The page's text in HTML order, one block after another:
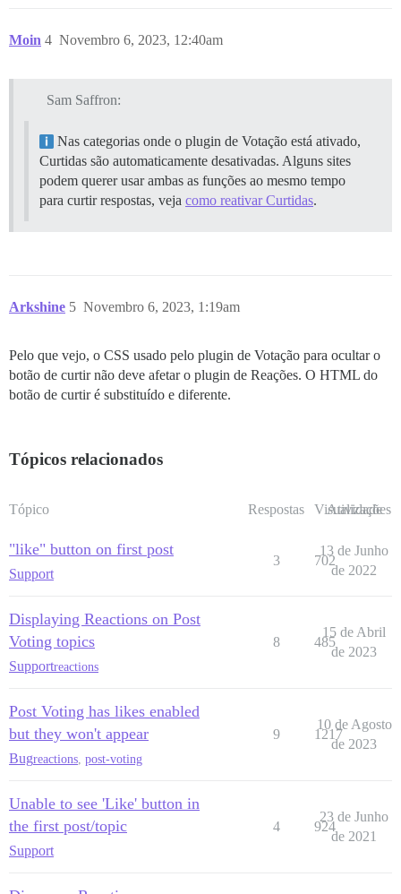
Moin Novembro 6, 2023, 12:40am
4
Sam Saffron:
Nas categorias onde o plugin de Votação está ativado,
Curtidas são automaticamente desativadas. Alguns sites
podem querer usar ambas as funções ao mesmo tempo
para curtir respostas, veja como reativar Curtidas.
Arkshine Novembro 6, 2023, 1:19am
5
Pelo que vejo, o CSS usado pelo plugin de Votação para ocultar o
botão de curtir não deve afetar o plugin de Reações. O HTML do
botão de curtir é substituído e diferente.
Tópicos relacionados
Tópico Respostas Visualizações
Atividade
"like" button on first post
Support
3 702
13 de Junho
de 2022
Displaying Reactions on Post
Voting topics
Supportreactions
8 485
15 de Abril
de 2023
Post Voting has likes enabled
but they won't appear
Bugreactions post-voting
9 1217
10 de Agosto
de 2023
Unable to see 'Like' button in
the first post/topic
Support
4 924
23 de Junho
de 2021